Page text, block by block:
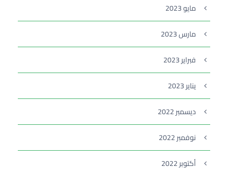
مايو 2023
مارس 2023
فبراير 2023
يناير 2023
ديسمبر 2022
نوفمبر 2022
أكتوبر 2022